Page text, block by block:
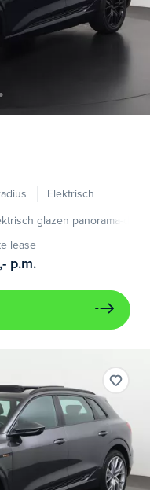
Elektrisch
glazen panorama-dak
lease
p.m.